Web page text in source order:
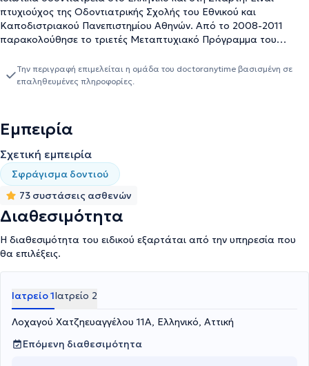
πτυχιούχος της Οδοντιατρικής Σχολής του Εθνικού και
Καποδιστριακού Πανεπιστημίου Αθηνών. Aπό το 2008-2011
παρακολούθησε το τριετές Μεταπτυχιακό Πρόγραμμα του
Kλινικής Eιδίκευσης και Master of Dental Science στην
Παιδοδοντία, καθώς και το βραβείο (Maxine Pollard Prize)
Μεγάλης Βρετανίας για το Εθνικό Σύστημα Υγείας (NHS), ενώ από
τα τέλη του 2011 ασκεί αποκλειστικά την ειδίκευση της
Παιδοδοντίας σε ιδιωτικό επίπεδο. Παράλληλα, από τα μέσα του
2012 έως τα τέλη του 2013 εργάστηκε στο Παιδοδοντικό Τμήμα
και Τμήμα των ΑμεΑ του Οδοντιατρικού Κέντρου της Εθνικής
Τράπεζας, καθώς και στο Οδοντιατρικό Χειρουργικό Τμήμα του
Υγείας Μέλαθρον για τα άτομα αυτά. Από το 2014 ιδιωτεύει στη
Σπάρτη, όπου εργάζεται αποκλειστικά ως Παιδοδοντίατρος, με
σκοπό την παροχή εξειδικευμένης οδοντιατρικής φροντίδας σε
παιδιά, εφήβους και ΑμεΑ. Είναι μέλος της Ελληνικής και της
Ευρωπαικής Παιδοδοντικής Εταιρείας. Επίσης, έχει
παρακολουθήσει και συνεχίζει να παρακολουθεί ημερίδες,
εκπαίδευσης.
Την περιγραφή επιμελείται η ομάδα του doctoranytime βασισμένη σε
επαληθευμένες πληροφορίες.
Εμπειρία
Σχετική εμπειρία
Σφράγισμα δοντιού
73 συστάσεις ασθενών
Διαθεσιμότητα
Η διαθεσιμότητα του ειδικού εξαρτάται από την υπηρεσία που
θα επιλέξεις.
Ιατρείο 1Ιατρείο 2
Λοχαγού Χατζηευαγγέλου 11Α, Ελληνικό, Αττική
Επόμενη διαθεσιμότητα